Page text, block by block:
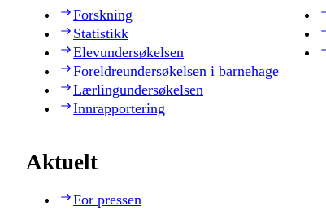
Forskning
Statistikk
Elevundersøkelsen
Foreldreundersøkelsen i barnehage
Lærlingundersøkelsen
Innrapportering
Aktuelt
For pressen